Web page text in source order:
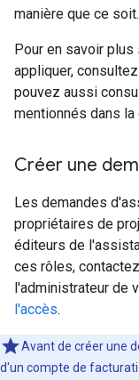
manière que ce soit.
Pour en savoir
appliquer, consultez
pouvez aussi
mentionnés dans
Créer une
Les demandes
propriétaires de
éditeurs de
ces rôles,
l'administrateur de
l'accès.
Avant de créer une
d'un compte de